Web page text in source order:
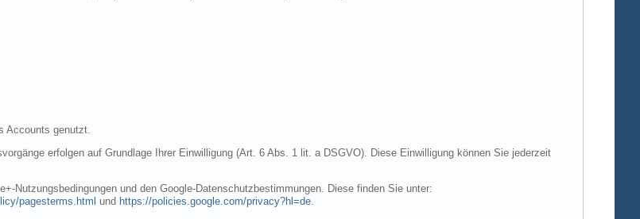
Accounts genutzt.
erfolgen auf Grundlage Ihrer Einwilligung (Art. 6 Abs. 1 lit. a DSGVO). Diese Einwilligung können Sie jederzeit
Nutzungsbedingungen und den Google-Datenschutzbestimmungen. Diese finden Sie unter:
pagesterms.html und https://policies.google.com/privacy?hl=de.